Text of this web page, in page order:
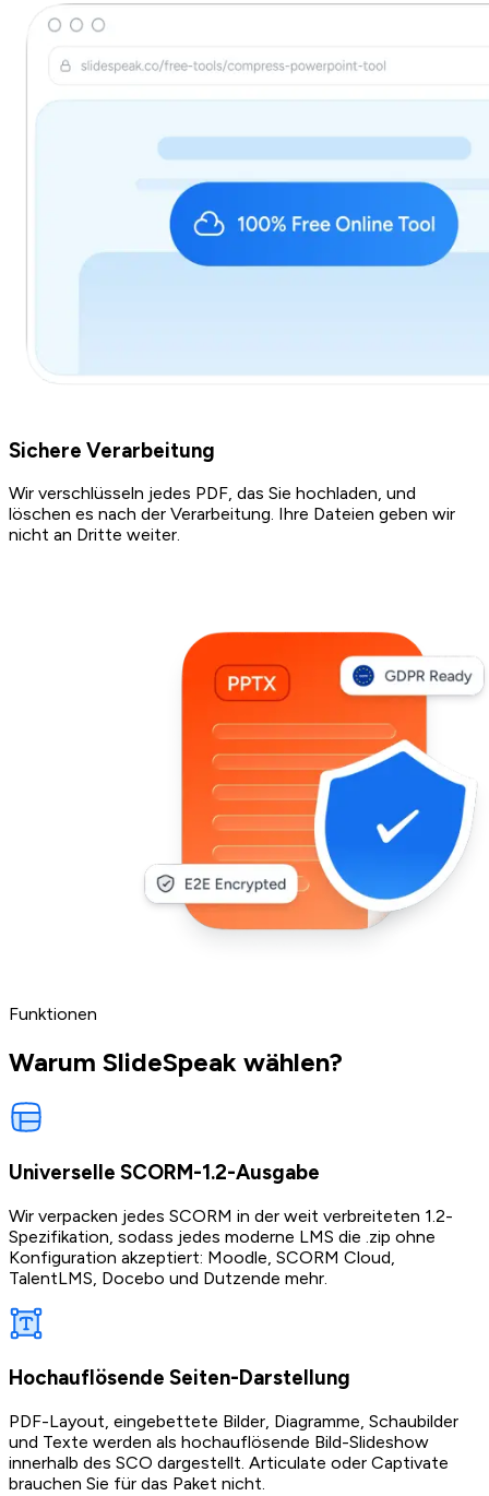
Sichere Verarbeitung
Wir verschlüsseln jedes PDF, das Sie hochladen, und
löschen es nach der Verarbeitung. Ihre Dateien geben wir
nicht an Dritte weiter.
Funktionen
Warum SlideSpeak wählen?
Universelle SCORM-1.2-Ausgabe
Wir verpacken jedes SCORM in der weit verbreiteten 1.2-
Spezifikation, sodass jedes moderne LMS die .zip ohne
Konfiguration akzeptiert: Moodle, SCORM Cloud,
TalentLMS, Docebo und Dutzende mehr.
Hochauflösende Seiten-Darstellung
PDF-Layout, eingebettete Bilder, Diagramme, Schaubilder
und Texte werden als hochauflösende Bild-Slideshow
innerhalb des SCO dargestellt. Articulate oder Captivate
brauchen Sie für das Paket nicht.